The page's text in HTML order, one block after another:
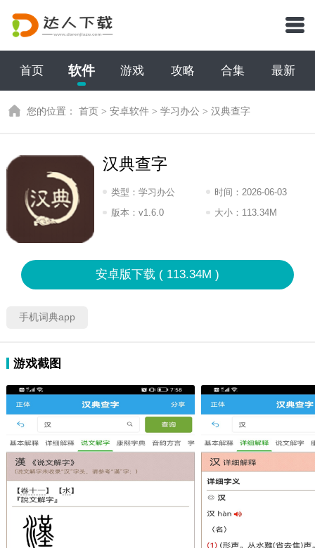
首页 软件 游戏 攻略 合集 最新
您的位置：首页 >安卓软件 >学习办公 >汉典查字
汉典查字
类型：学习办公 时间： 2026-06-03
15:2026
版本：v1.6.0 大小： 113.34M
安卓版下载 ( 113.34M )
手机词典app
游戏截图